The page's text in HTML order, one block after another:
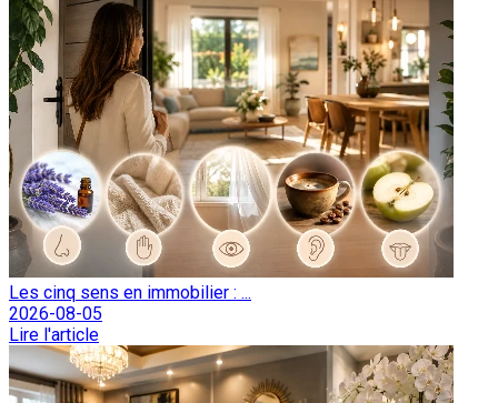
Les cinq sens en immobilier : ...
2026-08-05
Lire l'article